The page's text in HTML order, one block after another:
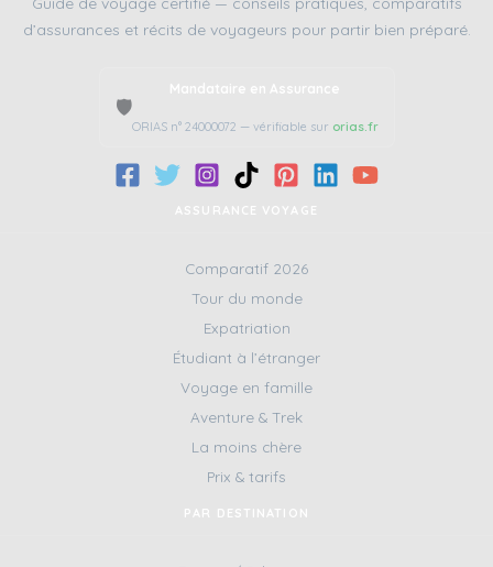
d’assurances et récits de voyageurs pour partir bien préparé.
🛡️
Mandataire en Assurance
ORIAS n° 24000072 — vérifiable sur orias.fr
ASSURANCE VOYAGE
Comparatif 2026
Tour du monde
Expatriation
Étudiant à l’étranger
Voyage en famille
Aventure & Trek
La moins chère
Prix & tarifs
PAR DESTINATION